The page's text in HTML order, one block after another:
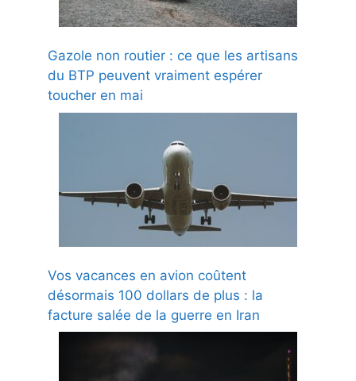
Gazole non routier : ce que les artisans
du BTP peuvent vraiment espérer
toucher en mai
Vos vacances en avion coûtent
désormais 100 dollars de plus : la
facture salée de la guerre en Iran